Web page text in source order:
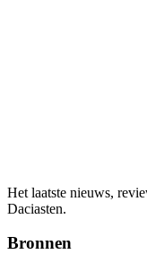
Het laatste nieuws,
Daciasten.
Bronnen